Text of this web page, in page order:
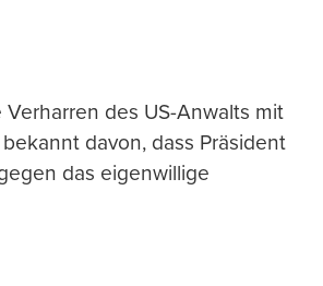
des US-Anwalts mit
davon, dass Präsident
das eigenwillige